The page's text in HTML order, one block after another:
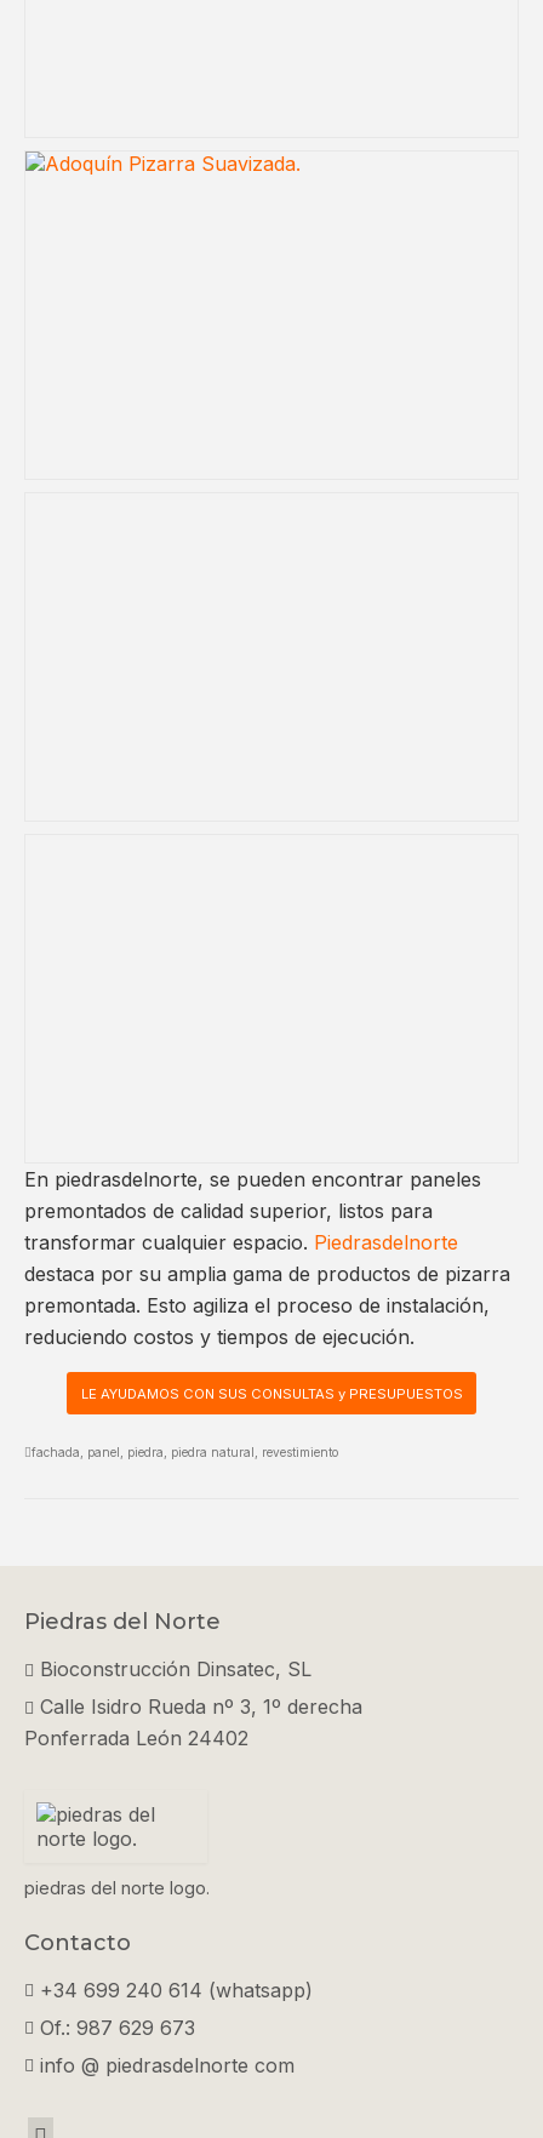
En piedrasdelnorte, se pueden encontrar paneles
premontados de calidad superior, listos para
transformar cualquier espacio. Piedrasdelnorte
destaca por su amplia gama de productos de pizarra
premontada. Esto agiliza el proceso de instalación,
reduciendo costos y tiempos de ejecución.
LE AYUDAMOS CON SUS CONSULTAS y PRESUPUESTOS
fachada, panel , piedra, piedra natural , revestimiento
Piedras del Norte
Bioconstrucción Dinsatec, SL
Calle Isidro Rueda nº 3, 1º derecha
Ponferrada León 24402
piedras del norte logo.
Contacto
+34 699 240 614 (whatsapp)
Of.: 987 629 673
info @ piedrasdelnorte com